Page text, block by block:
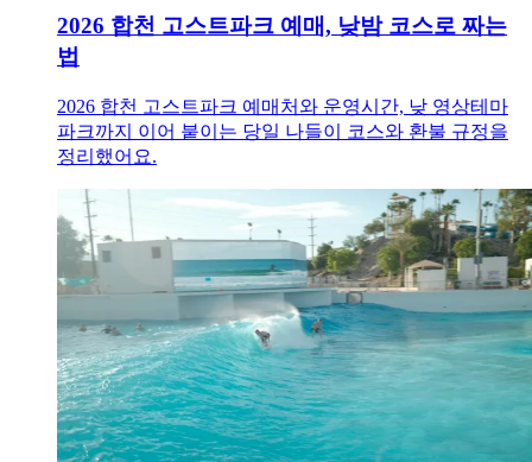
2026 합천 고스트파크 예매, 낮밤 코스로 짜는
법
2026 합천 고스트파크 예매처와 운영시간, 낮 영상테마
파크까지 이어 붙이는 당일 나들이 코스와 환불 규정을
정리했어요.